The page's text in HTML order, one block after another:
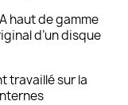
haut de gamme
d’un disque
travaillé sur la